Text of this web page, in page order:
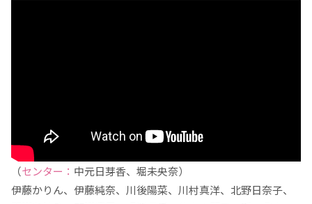
（センター： 中元日芽香、堀未央奈）
伊藤かりん、伊藤純奈、川後陽菜、川村真洋、北野日奈子、